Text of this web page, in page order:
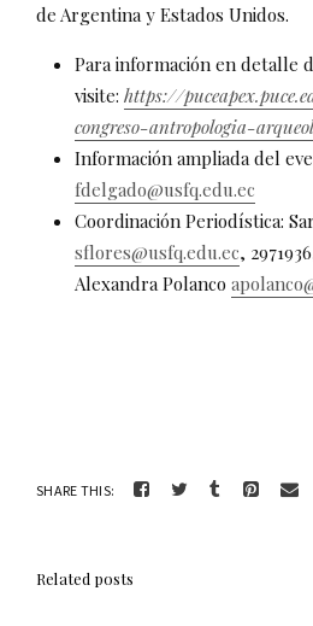
de Argentina y Estados Unidos.
Para información en detalle
visite: https://
congreso-antropologia-
Información ampliada del
fdelgado@usfq.edu.ec
Coordinación Periodística:
sflores@usfq.edu.ec,
Alexandra Polanco
SHARE THIS:
Related posts